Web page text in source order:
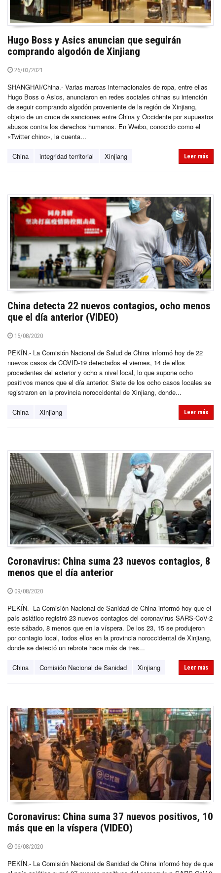
Hugo Boss y Asics anuncian que seguirán
comprando algodón de Xinjiang
26/03/2021
SHANGHAI/China.- Varias marcas internacionales de ropa, entre ellas
Hugo Boss o Asics, anunciaron en redes sociales chinas su intención
de seguir comprando algodón proveniente de la región de Xinjiang,
objeto de un cruce de sanciones entre China y Occidente por supuestos
abusos contra los derechos humanos. En Weibo, conocido como el
«Twitter chino», la cuenta...
China integridad territorial Xinjiang Leer más
China detecta 22 nuevos contagios, ocho menos
que el día anterior (VIDEO)
15/08/2020
PEKÍN.- La Comisión Nacional de Salud de China informó hoy de 22
nuevos casos de COVID-19 detectados el viernes, 14 de ellos
procedentes del exterior y ocho a nivel local, lo que supone ocho
positivos menos que el día anterior. Siete de los ocho casos locales se
registraron en la provincia noroccidental de Xinjiang, donde...
China Xinjiang Leer más
Coronavirus: China suma 23 nuevos contagios, 8
menos que el día anterior
09/08/2020
PEKÍN.- La Comisión Nacional de Sanidad de China informó hoy que el
país asiático registró 23 nuevos contagios del coronavirus SARS-CoV-2
este sábado, 8 menos que en la víspera. De los 23, 15 se produjeron
por contagio local, todos ellos en la provincia noroccidental de Xinjiang,
donde se detectó un rebrote hace más de tres...
China Comisión Nacional de Sanidad Xinjiang Leer más
Coronavirus: China suma 37 nuevos positivos, 10
más que en la víspera (VIDEO)
06/08/2020
PEKÍN.- La Comisión Nacional de Sanidad de China informó hoy de que